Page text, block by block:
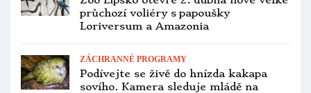
PTAČÍ BURZY
Další chovatelskou burzu zruší ptačí
nebude
PTAČÍ BURZY